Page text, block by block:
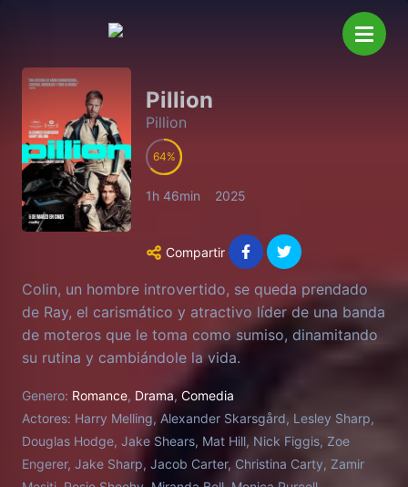
Pillion
Pillion
64
1h 46min 2025
Compartir
Colin, un hombre introvertido, se queda prendado
de Ray, el carismático y atractivo líder de una banda
de moteros que le toma como sumiso, dinamitando
su rutina y cambiándole la vida.
Genero: Romance, Drama, Comedia
Actores: Harry Melling, Alexander Skarsgård, Lesley Sharp,
Douglas Hodge, Jake Shears, Mat Hill, Nick Figgis, Zoe
Engerer, Jake Sharp, Jacob Carter, Christina Carty, Zamir